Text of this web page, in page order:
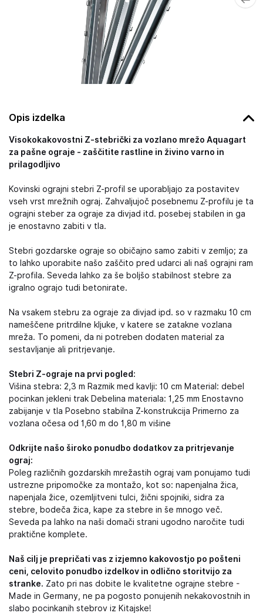
Opis izdelka
Visokokakovostni Z-stebrički za vozlano mrežo Aquagart
za pašne ograje - zaščitite rastline in živino varno in
prilagodljivo
Kovinski ograjni stebri Z-profil se uporabljajo za postavitev
vseh vrst mrežnih ograj. Zahvaljujoč posebnemu Z-profilu je ta
ograjni steber za ograje za divjad itd. posebej stabilen in ga
je enostavno zabiti v tla.
Stebri gozdarske ograje so običajno samo zabiti v zemljo; za
to lahko uporabite našo zaščito pred udarci ali naš ograjni ram
Z-profila. Seveda lahko za še boljšo stabilnost stebre za
igralno ograjo tudi betonirate.
Na vsakem stebru za ograje za divjad ipd. so v razmaku 10 cm
nameščene pritrdilne kljuke, v katere se zatakne vozlana
mreža. To pomeni, da ni potreben dodaten material za
sestavljanje ali pritrjevanje.
Stebri Z-ograje na prvi pogled:
Višina stebra: 2,3 m Razmik med kavlji: 10 cm Material: debel
pocinkan jekleni trak Debelina materiala: 1,25 mm Enostavno
zabijanje v tla Posebno stabilna Z-konstrukcija Primerno za
vozlana očesa od 1,60 m do 1,80 m višine
Odkrijte našo široko ponudbo dodatkov za pritrjevanje
ograj:
Poleg različnih gozdarskih mrežastih ograj vam ponujamo tudi
ustrezne pripomočke za montažo, kot so: napenjalna žica,
napenjala žice, ozemljitveni tulci, žični spojniki, sidra za
stebre, bodeča žica, kape za stebre in še mnogo več.
Seveda pa lahko na naši domači strani ugodno naročite tudi
praktične komplete.
Naš cilj je prepričati vas z izjemno kakovostjo po pošteni
ceni, celovito ponudbo izdelkov in odlično storitvijo za
stranke. Zato pri nas dobite le kvalitetne ograjne stebre -
Made in Germany, ne pa pogosto ponujenih nekakovostnih in
slabo pocinkanih stebrov iz Kitajske!